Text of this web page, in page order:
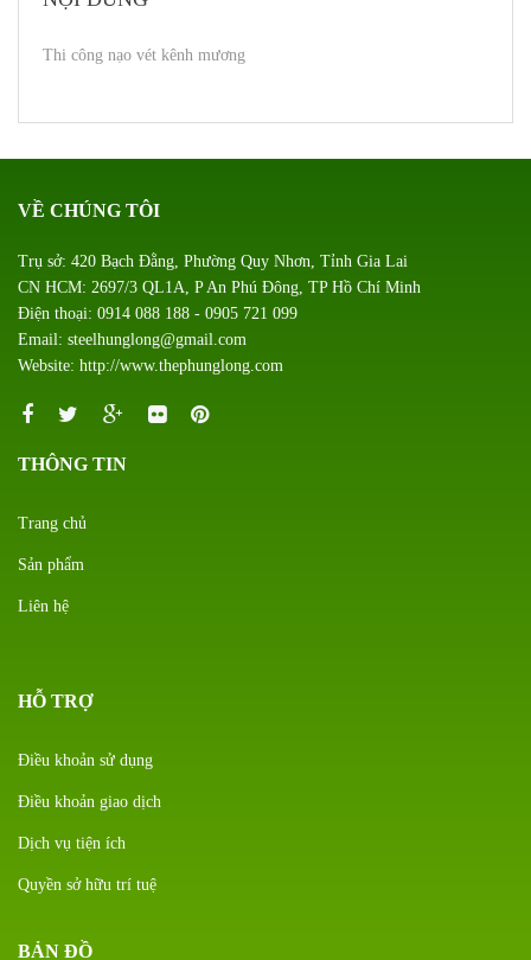
Thi công nạo vét kênh mương
VỀ CHÚNG TÔI
Trụ sở: 420 Bạch Đằng, Phường Quy Nhơn, Tỉnh Gia Lai
CN HCM: 2697/3 QL1A, P An Phú Đông, TP Hồ Chí Minh
Điện thoại: 0914 088 188 - 0905 721 099
Email: steelhunglong@gmail.com
Website: http://www.thephunglong.com
THÔNG TIN
Trang chủ
Sản phẩm
Liên hệ
HỖ TRỢ
Điều khoản sử dụng
Điều khoản giao dịch
Dịch vụ tiện ích
Quyền sở hữu trí tuệ
BẢN ĐỒ